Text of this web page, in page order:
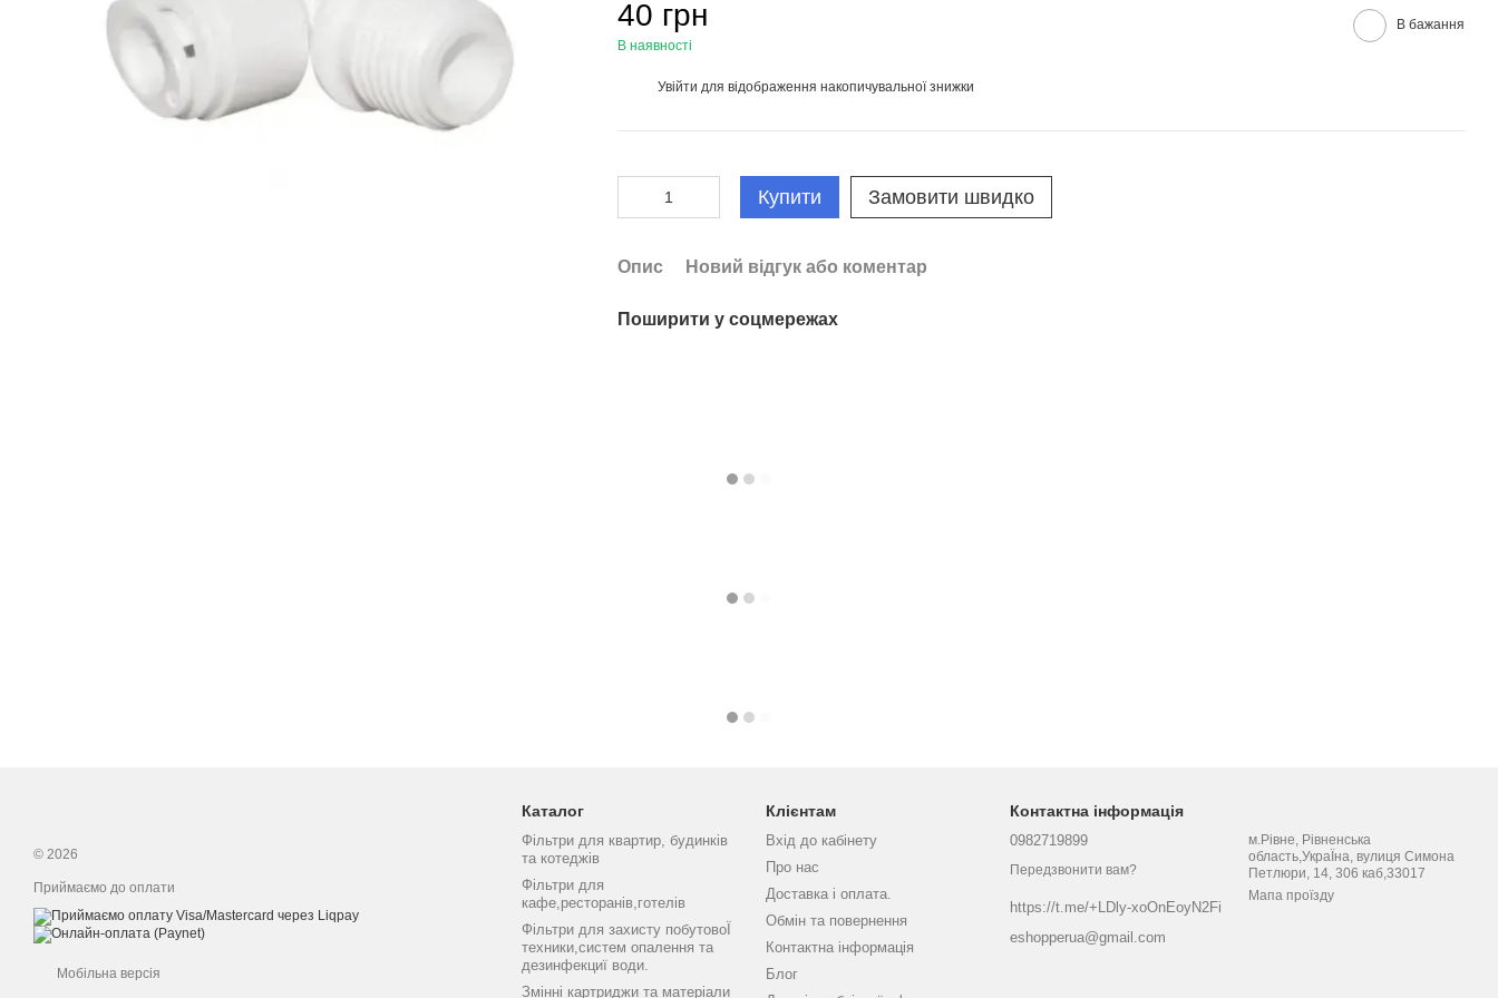
40 грн
В наявності
В бажання
Увійти для відображення накопичувальної знижки
Купити Замовити швидко
Опис Новий відгук або коментар
Поширити у соцмережах
© 2026
Приймаємо до оплати
Мобільна версія
Каталог
Фільтри для квартир, будинків
та котеджів
Фільтри для
кафе,ресторанів,готелів
Фільтри для захисту побутовоЇ
техники,систем опалення та
дезинфекциї води.
Змінні картриджи та матеріали
Клієнтам
Вхід до кабінету
Про нас
Доставка і оплата.
Обмін та повернення
Контактна інформація
Блог
Контактна інформація
0982719899
Передзвонити вам?
https://t.me/+LDly-xoOnEoyN2Fi
eshopperua@gmail.com
м.Рівне, Рівненська
область,УкраЇна, вулиця Симона
Петлюри, 14, 306 каб,33017
Мапа проїзду